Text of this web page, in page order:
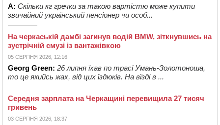
А: Скільки кг гречки за такою вартістю може купити
звичайний український пенсіонер чи особ...
На черкаській дамбі загинув водій BMW, зіткнувшись на
зустрічній смузі із вантажівкою
05 СЕРПНЯ 2026, 12:16
Georg Green: 26 липня їхав по трасі Умань-Золотоноша,
то це якийсь жах, від цих їздюків. На вїзді в ...
Середня зарплата на Черкащині перевищила 27 тисяч
гривень
03 СЕРПНЯ 2026, 18:37